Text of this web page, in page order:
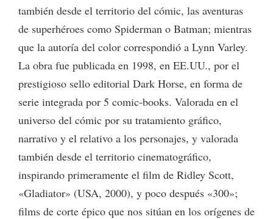
también desde el territorio del cómic, las aventuras
de superhéroes como Spiderman o Batman; mientras
que la autoría del color correspondió a Lynn Varley.
La obra fue publicada en 1998, en EE.UU., por el
prestigioso sello editorial Dark Horse, en forma de
serie integrada por 5 comic-books. Valorada en el
universo del cómic por su tratamiento gráfico,
narrativo y el relativo a los personajes, y valorada
también desde el territorio cinematográfico,
inspirando primeramente el film de Ridley Scott,
«Gladiator» (USA, 2000), y poco después «300»;
films de corte épico que nos sitúan en los orígenes de